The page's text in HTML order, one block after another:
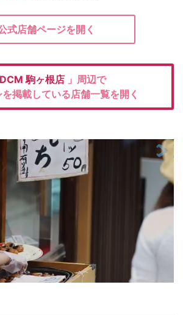
式店舗ページを開く
DCM駒ヶ根店 」周辺で
掲載している店舗一覧を開く